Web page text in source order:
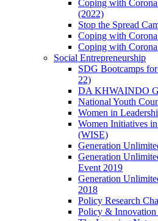
Coping with
(2022)
Stop the Spread
Coping with
Coping with
Social Entrepreneurship
SDG Bootcamps
22)
DA KHWAINDO
National Youth
Women in
Women Initiatives
(WISE)
Generation
Generation
Event 2019
Generation
2018
Policy Research
Policy & Innovation